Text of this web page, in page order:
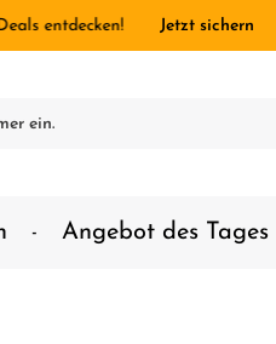
entdecken! Jetzt sichern
Angebot des Tages